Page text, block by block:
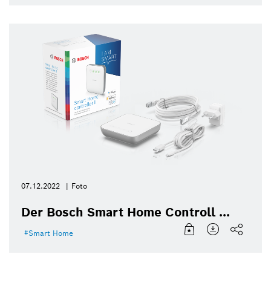
07.12.2022 Foto
Der Bosch Smart Home Controll ...
Smart Home